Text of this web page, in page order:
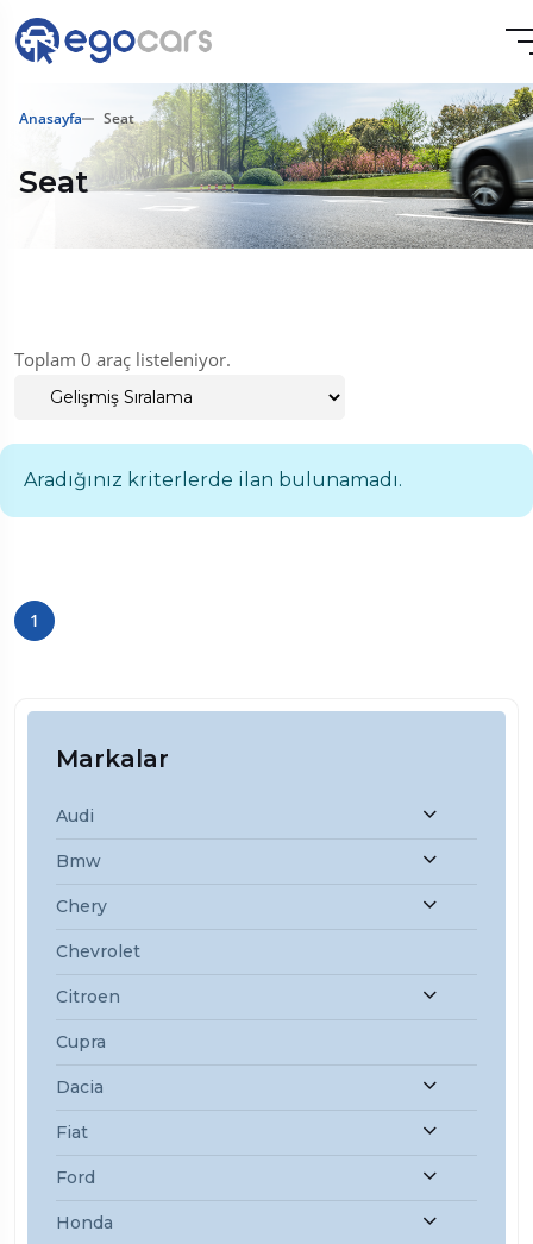
Anasayfa Seat
Seat
Markalar
Audi
Bmw
Chery
Chevrolet
Citroen
Cupra
Dacia
Fiat
Ford
Honda
Toplam 0 araç listeleniyor.
Aradığınız kriterlerde ilan bulunamadı.
1